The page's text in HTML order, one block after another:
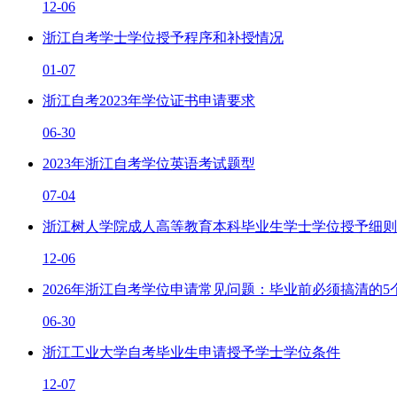
12-06
浙江自考学士学位授予程序和补授情况
01-07
浙江自考2023年学位证书申请要求
06-30
2023年浙江自考学位英语考试题型
07-04
​浙江树人学院成人高等教育本科毕业生学士学位授予细则
12-06
2026年浙江自考学位申请常见问题：毕业前必须搞清的5
06-30
浙江工业大学自考毕业生申请授予学士学位条件
12-07